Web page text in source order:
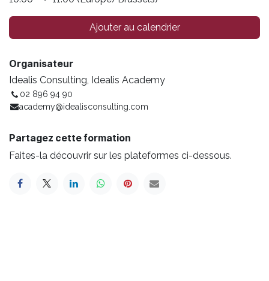
Ajouter au calendrier
Organisateur
Idealis Consulting, Idealis Academy
02 896 94 90
academy@idealisconsulting.com
Partagez cette formation
Faites-la découvrir sur les plateformes ci-dessous.